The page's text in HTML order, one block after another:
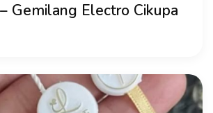
Gemilang Electro Cikupa